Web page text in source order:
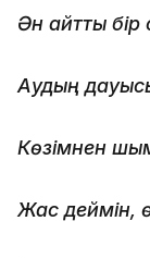
Ән айтты бір
Аққудың
Көзімнен
Жас деймін,